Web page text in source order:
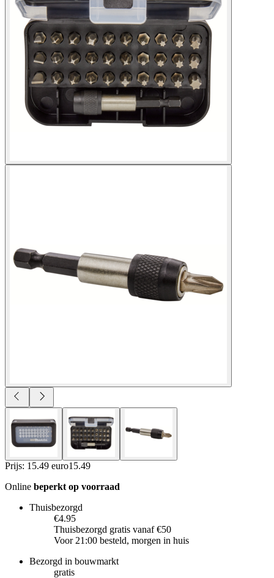
Prijs: 15.49 euro15.49
Online beperkt op voorraad
Thuisbezorgd
€4.95
Thuisbezorgd gratis vanaf €50
Voor 21:00 besteld, morgen in huis
Bezorgd in bouwmarkt
gratis